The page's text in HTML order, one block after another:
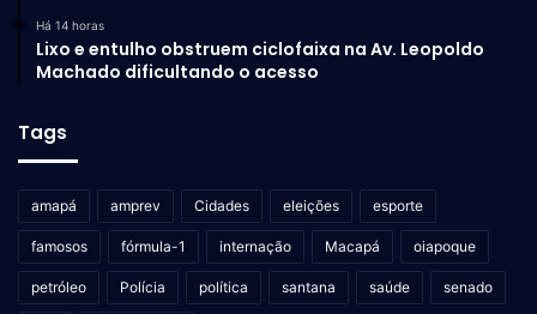
Há 14 horas
Lixo e entulho obstruem ciclofaixa na Av. Leopoldo
Machado dificultando o acesso
Tags
amapá amprev Cidades eleições esporte
famosos fórmula-1 internação Macapá oiapoque
petróleo Polícia política santana saúde senado